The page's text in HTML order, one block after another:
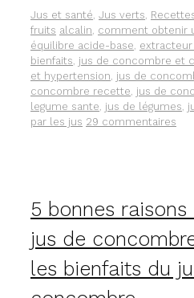
Catégories
Jus et santé, Jus verts,
fruits Étiquettes
alcalin, comment obtenir
équilibre acide-base, extracteur
bienfaits, jus de concombre et
et hypertension, jus de
concombre recette, jus de
legume sante, jus de légumes,
par les jus 29 commentaires
5 bonnes
jus de
les bienfaits du